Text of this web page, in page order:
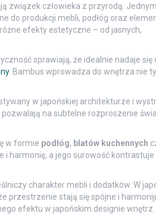
związek człowieka z przyrodą.
do produkcji mebli, podłóg oraz
efekty estetyczne – od jasnych,
sprawiają, że idealnie nadaje się
. Bambus wprowadza do wnętrza nie
w japońskiej architekturze i
na subtelne rozproszenie
w formie podłóg, blatów kuchennych
harmonię, a jego surowość kontrastuje
charakter mebli i dodatków. W
przestrzenie stają się spójne i
efektu w japońskim designie wnętrz.